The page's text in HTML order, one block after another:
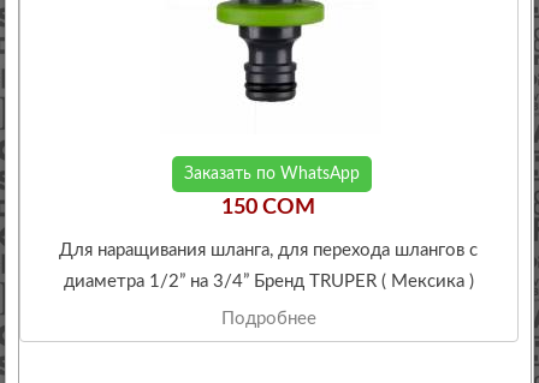
Заказать по WhatsApp
150 COM
Для наращивания шланга, для перехода шлангов с
диаметра 1/2” на 3/4” Бренд TRUPER ( Мексика )
Подробнее